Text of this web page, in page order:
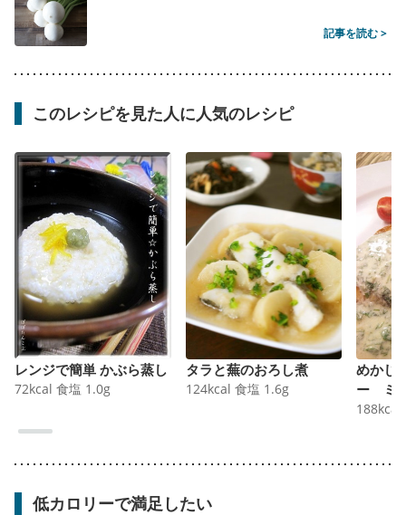
記事を読む >
このレシピを見た人に人気のレシピ
レンジで簡単 かぶら蒸し
72kcal 食塩 1.0g
タラと蕪のおろし煮
124kcal 食塩 1.6g
めかじ
ー ミ
ース
188kcal
低カロリーで満足したい